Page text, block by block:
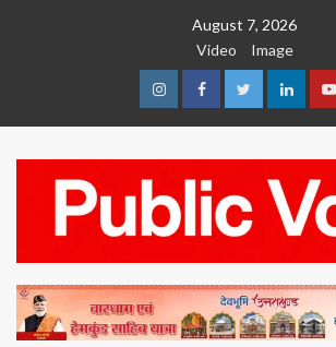
August 7, 2026
Video
Image
InstagramFacebookTwitter